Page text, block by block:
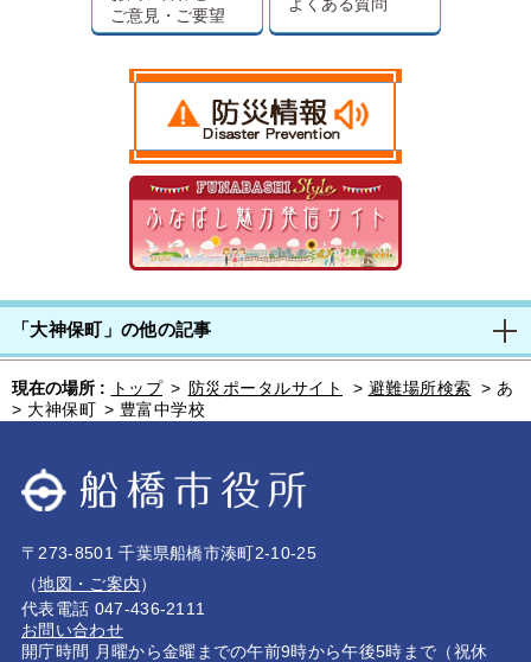
ご意見・ご要望
「大神保町」の他の記事
現在の場所 : トップ > 防災ポータルサイト > 避難場所検索 > あ
> 大神保町 > 豊富中学校
〒273-8501 千葉県船橋市湊町2-10-25
（地図・ご案内）
代表電話 047-436-2111
お問い合わせ
開庁時間 月曜から金曜までの午前9時から午後5時まで（祝休